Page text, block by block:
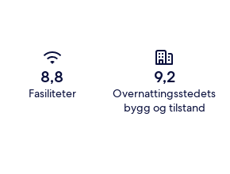
8,8
Fasiliteter
9,2
Overnattingsstedets
bygg og tilstand